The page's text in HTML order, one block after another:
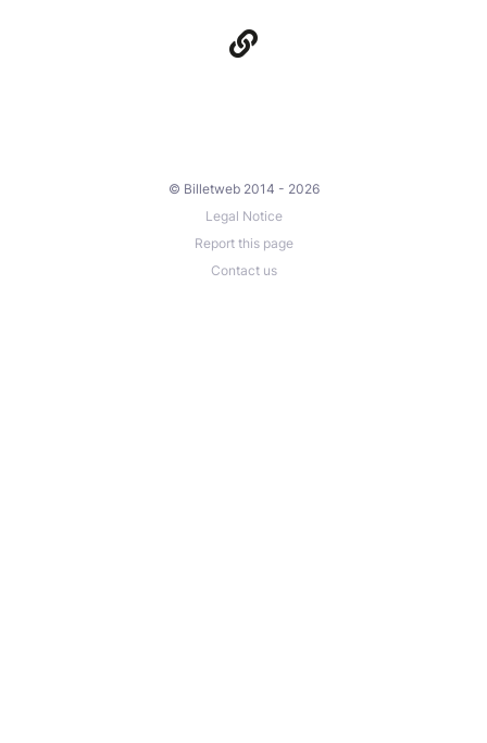
© Billetweb 2014 - 2026
Legal Notice
Report this page
Contact us